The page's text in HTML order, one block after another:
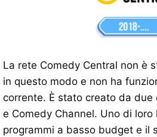
La rete Comedy Central non è
in questo modo e non ha
corrente. È stato creato da due
e Comedy Channel. Uno di loro
programmi a basso budget e il